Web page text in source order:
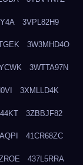
3VPL82H9
3W3MHD4O
3WTTA97N
3XMLLD4K
3ZBBJF82
41CR68ZC
437L5RRA